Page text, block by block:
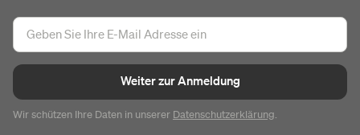
Weiter zur Anmeldung
Wir schützen Ihre Daten in unserer Datenschutzerklärung.